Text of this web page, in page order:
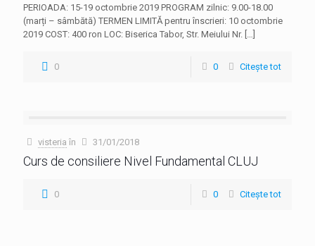
PERIOADA: 15-19 octombrie 2019 PROGRAM zilnic: 9.00-18.00
(marți – sâmbătă) TERMEN LIMITĂ pentru înscrieri: 10 octombrie
2019 COST: 400 ron LOC: Biserica Tabor, Str. Meiului Nr. […]
0 0 Citește tot
visteria în 31/01/2018
Curs de consiliere Nivel Fundamental CLUJ
0 0 Citește tot